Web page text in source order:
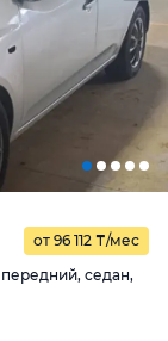
от 96 112 ₸/мес
седан,